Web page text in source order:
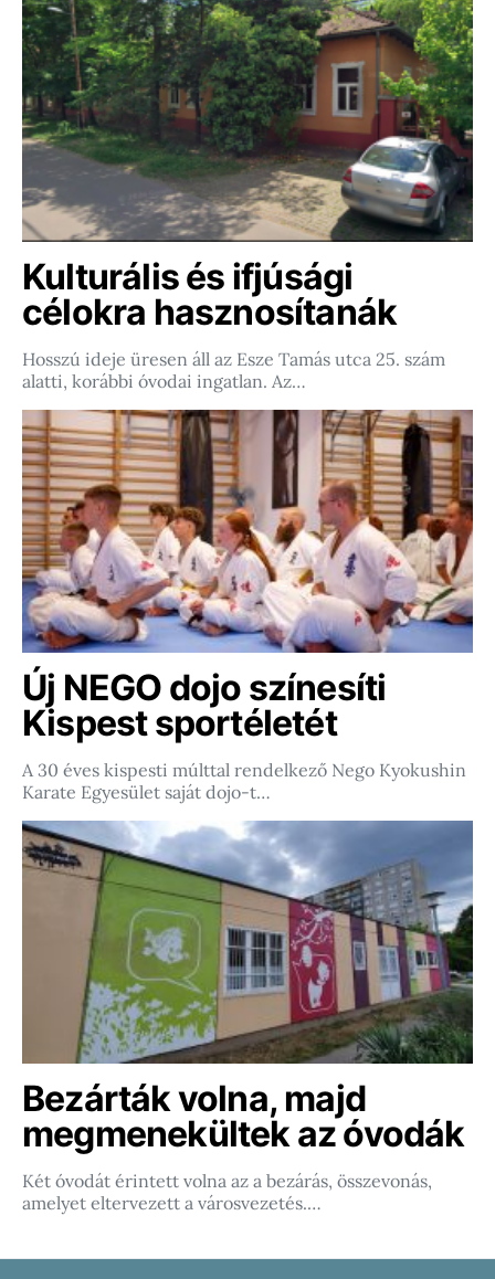
Kulturális és ifjúsági
célokra hasznosítanák
Hosszú ideje üresen áll az Esze Tamás utca 25. szám
alatti, korábbi óvodai ingatlan. Az…
Új NEGO dojo színesíti
Kispest sportéletét
A 30 éves kispesti múlttal rendelkező Nego Kyokushin
Karate Egyesület saját dojo-t…
Bezárták volna, majd
megmenekültek az óvodák
Két óvodát érintett volna az a bezárás, összevonás,
amelyet eltervezett a városvezetés.…